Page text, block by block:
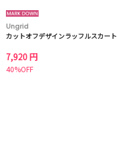
Ungrid
カットオフデザインラッフルスカート
7,920 円
40%OFF